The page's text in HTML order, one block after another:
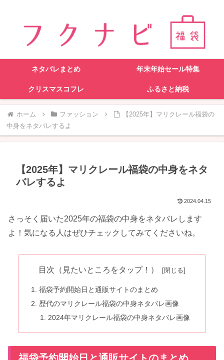
ネタバレまとめ 年末年始セール特集
クリスマスコフレ ふるさと納税
ホーム ファッション
【2025年】マリクレール福袋の
中身をネタバレするよ
【2025年】マリクレール福袋の中身をネタ
バレするよ
2024.04.15
さっそく届いた2025年の福袋の中身をネタバレします
よ！気になる人はぜひチェックしてみてくださいね。
目次（見たいところをタップ！）
福袋予約開始日と通販サイトのまとめ
歴代のマリクレール福袋の中身ネタバレ画像
2024年マリクレール福袋の中身ネタバレ画像